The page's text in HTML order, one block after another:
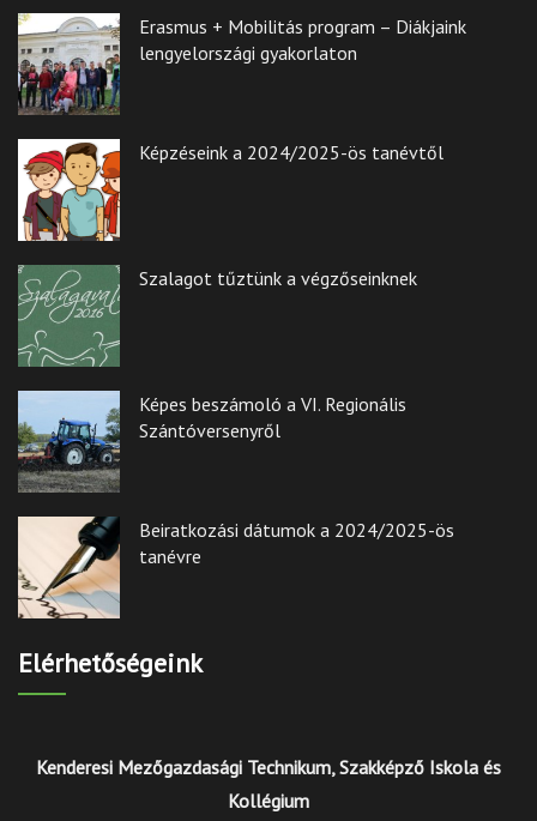
Erasmus + Mobilitás program – Diákjaink
lengyelországi gyakorlaton
Képzéseink a 2024/2025-ös tanévtől
Szalagot tűztünk a végzőseinknek
Képes beszámoló a VI. Regionális
Szántóversenyről
Beiratkozási dátumok a 2024/2025-ös
tanévre
Elérhetőségeink
Kenderesi Mezőgazdasági Technikum, Szakképző Iskola és
Kollégium